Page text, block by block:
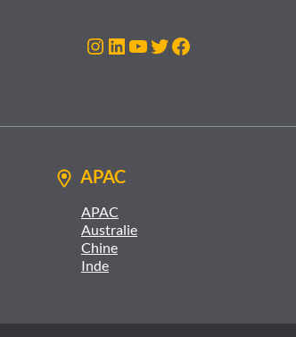
Instagram
LinkedIn
YouTube
Twitter
Facebook
APAC
APAC
Australie
Chine
Inde